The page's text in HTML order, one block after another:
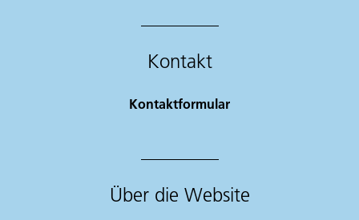
Kontakt
Kontaktformular
Über die Website